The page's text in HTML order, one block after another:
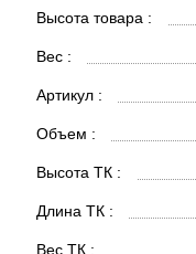
Высота товара :
Вес :
Артикул :
Объем :
Высота ТК :
Длина ТК :
Вес ТК :